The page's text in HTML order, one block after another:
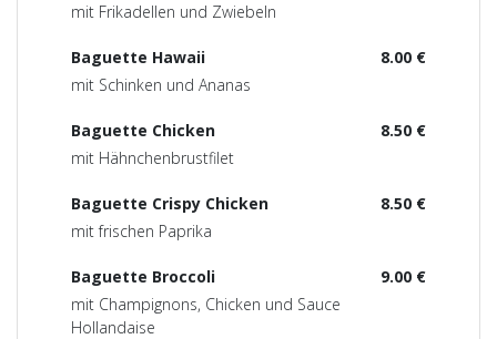
mit Frikadellen und Zwiebeln
8.00 €
Baguette Hawaii
mit Schinken und Ananas
8.50 €
Baguette Chicken
mit Hähnchenbrustfilet
8.50 €
Baguette Crispy Chicken
mit frischen Paprika
9.00 €
Baguette Broccoli
mit Champignons, Chicken und Sauce
Hollandaise